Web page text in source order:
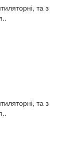
та з
та з